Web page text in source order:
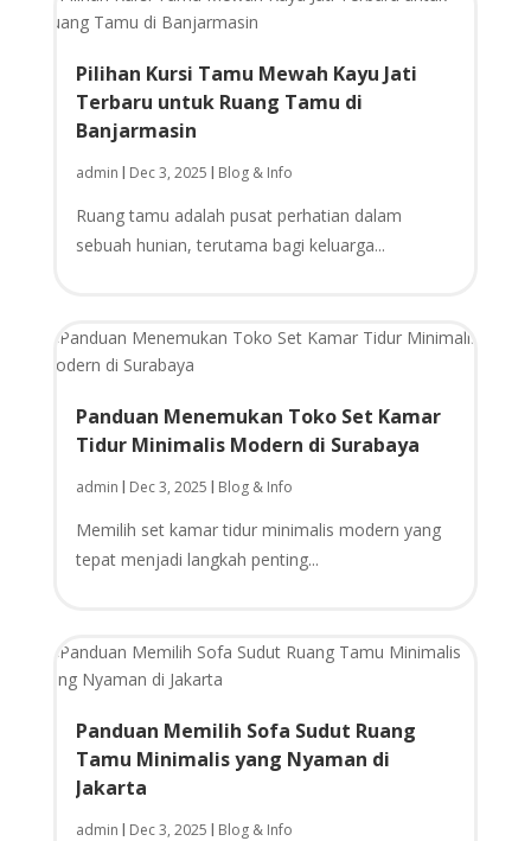
Pilihan Kursi Tamu Mewah Kayu Jati
Terbaru untuk Ruang Tamu di
Banjarmasin
admin Dec 3, 2025 Blog & Info
Ruang tamu adalah pusat perhatian dalam
sebuah hunian, terutama bagi keluarga...
Panduan Menemukan Toko Set Kamar
Tidur Minimalis Modern di Surabaya
admin Dec 3, 2025 Blog & Info
Memilih set kamar tidur minimalis modern yang
tepat menjadi langkah penting...
Panduan Memilih Sofa Sudut Ruang
Tamu Minimalis yang Nyaman di
Jakarta
admin Dec 3, 2025 Blog & Info